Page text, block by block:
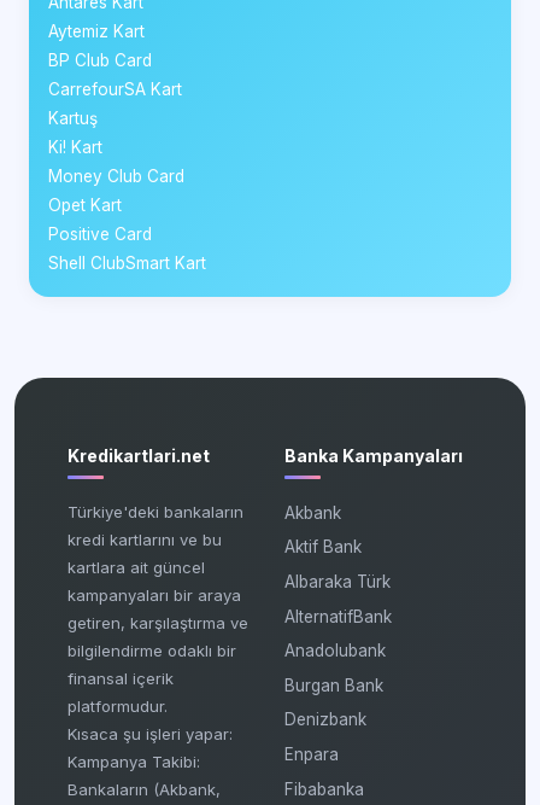
Aytemiz Kart
BP Club Card
CarrefourSA Kart
Kartuş
Ki! Kart
Money Club Card
Opet Kart
Positive Card
Shell ClubSmart Kart
Kredikartlari.net
Türkiye'deki bankaların
kredi kartlarını ve bu
kartlara ait güncel
kampanyaları bir araya
getiren, karşılaştırma ve
bilgilendirme odaklı bir
finansal içerik
platformudur.
Kısaca şu işleri yapar:
Kampanya Takibi:
Bankaların (Akbank,
Banka Kampanyaları
Akbank
Aktif Bank
Albaraka Türk
AlternatifBank
Anadolubank
Burgan Bank
Denizbank
Enpara
Fibabanka